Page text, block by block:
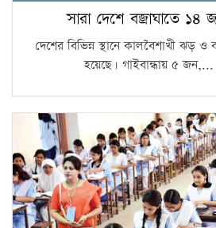
সারা দেশে বজ্রাঘাতে ১৪
দেশের বিভিন্ন স্থানে কালবৈশাখী ঝড়
হয়েছে। গাইবান্ধায় ৫ জন,...